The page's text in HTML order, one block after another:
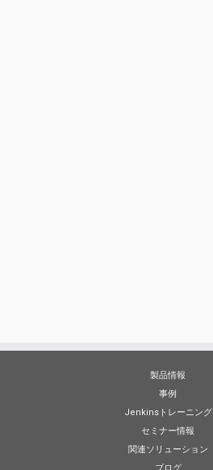
製品情報
事例
Jenkinsトレーニング
セミナー情報
関連ソリューション